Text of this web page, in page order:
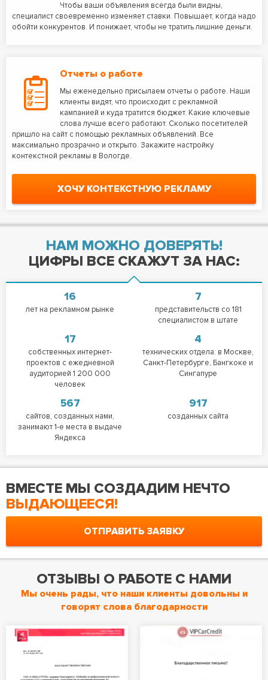
Чтобы ваши объявления всегда были видны,
специалист своевременно изменяет ставки. Повышает, когда надо
обойти конкурентов. И понижает, чтобы не тратить лишние деньги.
Отчеты о работе
Мы еженедельно присылаем отчеты о работе. Наши
клиенты видят, что происходит с рекламной
кампанией и куда тратится бюджет. Какие ключевые
слова лучше всего работают. Сколько посетителей
пришло на сайт с помощью рекламных объявлений. Все
максимально прозрачно и открыто. Закажите настройку
контекстной рекламы в Вологде.
ХОЧУ КОНТЕКСТНУЮ РЕКЛАМУ
НАМ МОЖНО ДОВЕРЯТЬ!
ЦИФРЫ ВСЕ СКАЖУТ ЗА НАС:
16
лет на рекламном рынке
7
представительств со 181
специалистом в штате
17
собственных интернет-
проектов с ежедневной
аудиторией 1 200 000
человек
4
технических отдела: в Москве,
Санкт-Петербурге, Бангкоке и
Сингапуре
567
сайтов, созданных нами,
занимают 1-е места в выдаче
Яндекса
917
созданных сайта
ВМЕСТЕ МЫ СОЗДАДИМ НЕЧТО
ВЫДАЮЩЕЕСЯ!
ОТПРАВИТЬ ЗАЯВКУ
ОТЗЫВЫ О РАБОТЕ С НАМИ
Мы очень рады, что наши клиенты довольны и
говорят слова благодарности